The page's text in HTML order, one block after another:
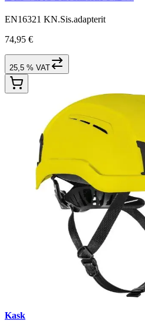
EN16321 KN.Sis.adapterit
74,95 €
25,5 % VAT
Kask